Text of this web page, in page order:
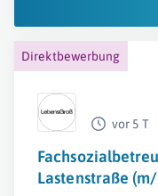
Direktbewerbung
vor 5 T
Lastenstraße